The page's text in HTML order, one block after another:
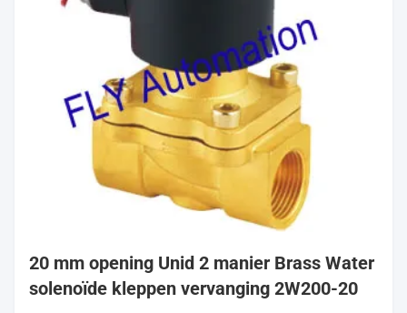
20 mm opening Unid 2 manier Brass Water
solenoïde kleppen vervanging 2W200-20